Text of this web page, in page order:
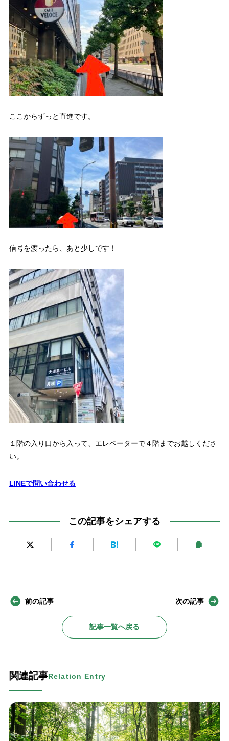
ここからずっと直進です。
信号を渡ったら、あと少しです！
１階の入り口から入って、エレベーターで４階までお越しくださ
い。
LINEで問い合わせる
この記事をシェアする
前の記事
記事一覧へ戻る
次の記事
関連記事Relation Entry